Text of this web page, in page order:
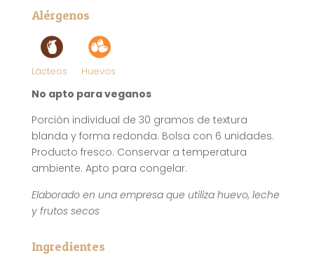
Alérgenos
Lácteos Huevos
No apto para veganos
Porción individual de 30 gramos de textura
blanda y forma redonda. Bolsa con 6 unidades.
Producto fresco. Conservar a temperatura
ambiente. Apto para congelar.
Elaborado en una empresa que utiliza huevo, leche
y frutos secos
Ingredientes